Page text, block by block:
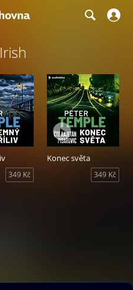
349 Kč
Konec světa
349 Kč